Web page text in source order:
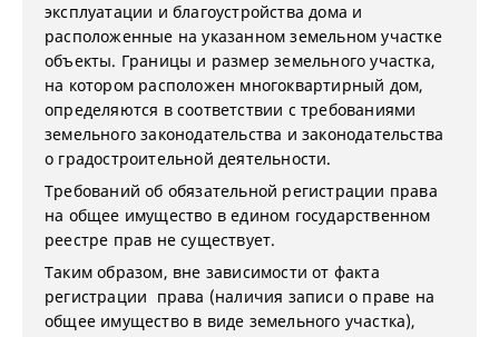
эксплуатации и благоустройства дома и
расположенные на указанном земельном участке
объекты. Границы и размер земельного участка,
на котором расположен многоквартирный дом,
определяются в соответствии с требованиями
земельного законодательства и законодательства
о градостроительной деятельности.
Требований об обязательной регистрации права
на общее имущество в едином государственном
реестре прав не существует.
Таким образом, вне зависимости от факта
регистрации права (наличия записи о праве на
общее имущество в виде земельного участка),